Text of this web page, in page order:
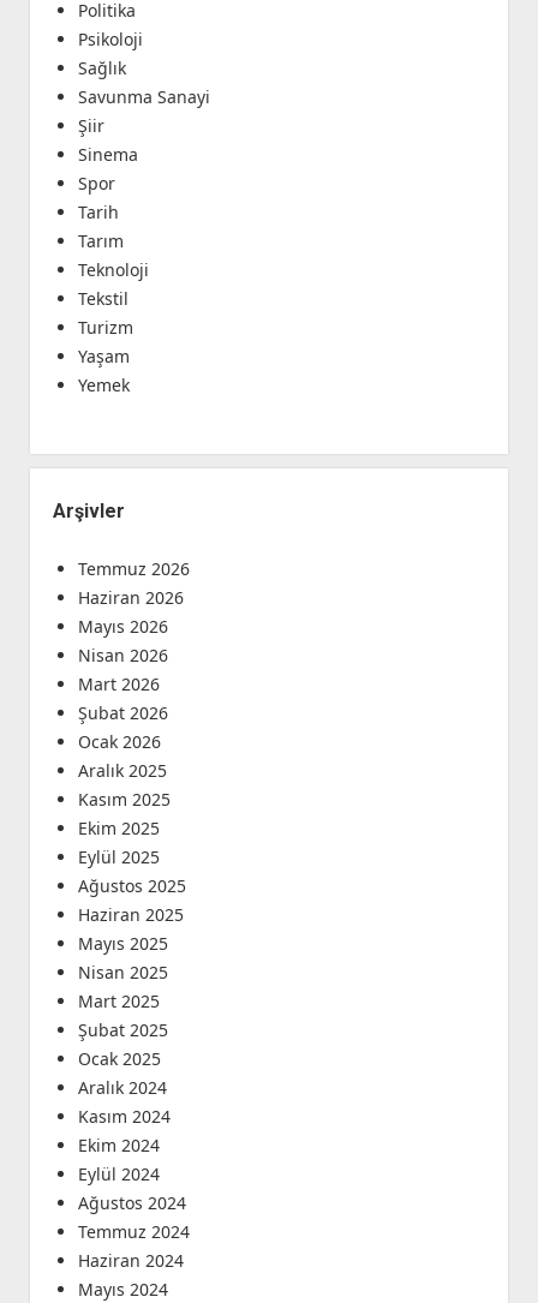
Politika
Psikoloji
Sağlık
Savunma Sanayi
Şiir
Sinema
Spor
Tarih
Tarım
Teknoloji
Tekstil
Turizm
Yaşam
Yemek
Arşivler
Temmuz 2026
Haziran 2026
Mayıs 2026
Nisan 2026
Mart 2026
Şubat 2026
Ocak 2026
Aralık 2025
Kasım 2025
Ekim 2025
Eylül 2025
Ağustos 2025
Haziran 2025
Mayıs 2025
Nisan 2025
Mart 2025
Şubat 2025
Ocak 2025
Aralık 2024
Kasım 2024
Ekim 2024
Eylül 2024
Ağustos 2024
Temmuz 2024
Haziran 2024
Mayıs 2024